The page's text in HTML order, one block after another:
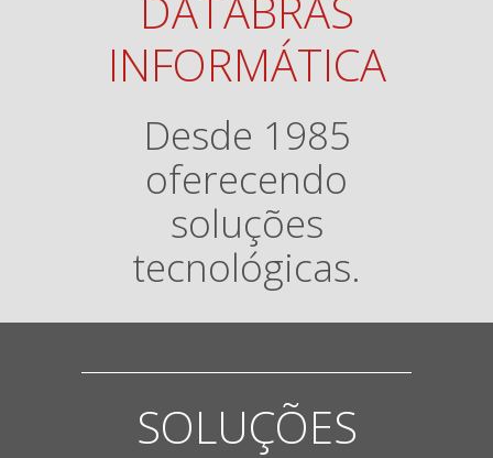
INFORMÁTICA
Desde 1985
oferecendo
soluções
tecnológicas.
SOLUÇÕES